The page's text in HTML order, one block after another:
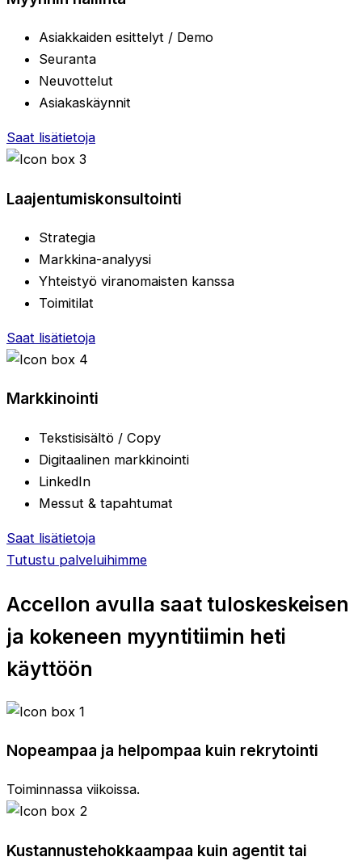
Asiakkaiden esittelyt / Demo
Seuranta
Neuvottelut
Asiakaskäynnit
Saat lisätietoja
Laajentumiskonsultointi
Strategia
Markkina-analyysi
Yhteistyö viranomaisten kanssa
Toimitilat
Saat lisätietoja
Markkinointi
Tekstisisältö / Copy
Digitaalinen markkinointi
LinkedIn
Messut & tapahtumat
Saat lisätietoja
Tutustu palveluihimme
Accellon avulla saat tuloskeskeisen
ja kokeneen myyntitiimin heti
käyttöön
Nopeampaa ja helpompaa kuin rekrytointi
Toiminnassa viikoissa.
Kustannustehokkaampaa kuin agentit tai